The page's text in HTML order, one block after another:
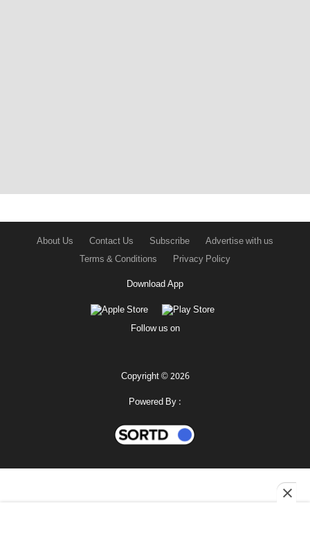
About Us Contact Us Subscribe
Advertise with us
Terms & Conditions
Privacy Policy
Download App
Follow us on
Copyright © 2026
Powered By :